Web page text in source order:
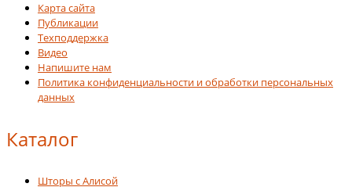
Карта сайта
Публикации
Техподдержка
Видео
Напишите нам
Политика конфиденциальности и обработки персональных
данных
Каталог
Шторы с Алисой